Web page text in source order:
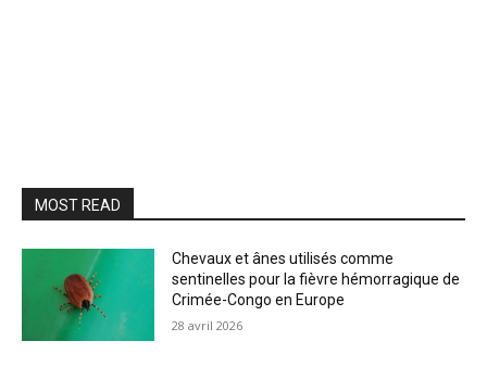
MOST READ
Chevaux et ânes utilisés comme
sentinelles pour la fièvre hémorragique de
Crimée-Congo en Europe
28 avril 2026